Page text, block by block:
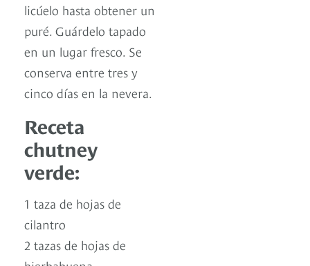
licúelo hasta obtener un
puré. Guárdelo tapado
en un lugar fresco. Se
conserva entre tres y
cinco días en la nevera.
Receta
chutney
verde:
1 taza de hojas de
cilantro
2 tazas de hojas de